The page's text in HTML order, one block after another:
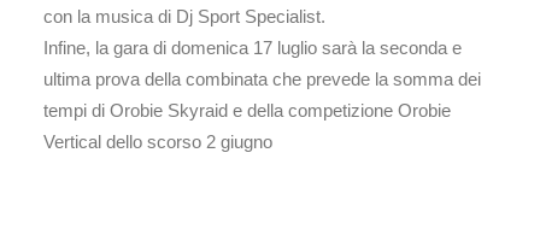
con la musica di Dj Sport Specialist.
Infine, la gara di domenica 17 luglio sarà la seconda e
ultima prova della combinata che prevede la somma dei
tempi di Orobie Skyraid e della competizione Orobie
Vertical dello scorso 2 giugno